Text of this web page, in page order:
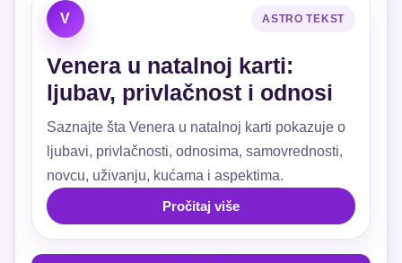
V ASTRO TEKST
Venera u natalnoj karti:
ljubav, privlačnost i odnosi
Saznajte šta Venera u natalnoj karti pokazuje o
ljubavi, privlačnosti, odnosima, samovrednosti,
novcu, uživanju, kućama i aspektima.
Pročitaj više